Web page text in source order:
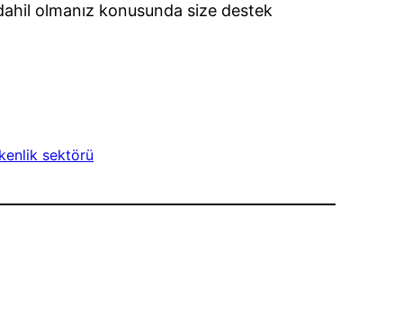
olmanız konusunda size destek
sektörü